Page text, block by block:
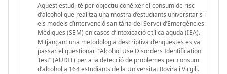
Aquest estudi té per objectiu conèixer el consum de risc
d’alcohol que realitza una mostra d’estudiants universitaris i
els models d’intervenció sanitària del Servei d’Emergències
Mèdiques (SEM) en casos d’intoxicació etílica aguda (IEA).
Mitjançant una metodologia descriptiva d’enquestes es va
passar el qüestionari “Alcohol Use Disorders Identification
Test” (AUDIT) per a la detecció de problemes per consum
d’alcohol a 164 estudiants de la Universitat Rovira i Virgili.